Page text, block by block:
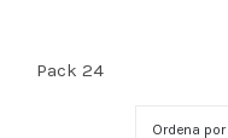
Pack 24
Ordena por